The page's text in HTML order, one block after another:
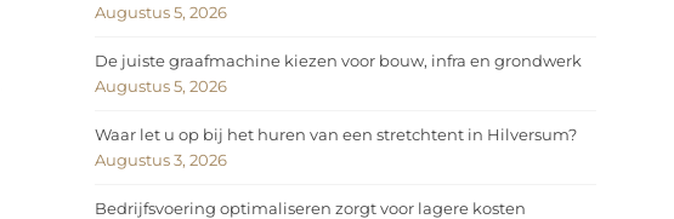
Augustus 5, 2026
De juiste graafmachine kiezen voor bouw, infra en grondwerk
Augustus 5, 2026
Waar let u op bij het huren van een stretchtent in Hilversum?
Augustus 3, 2026
Bedrijfsvoering optimaliseren zorgt voor lagere kosten